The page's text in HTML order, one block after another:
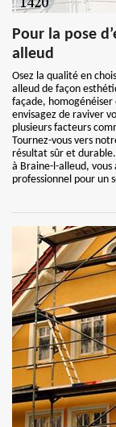
Pour la pose
alleud
Osez la qualité en
alleud de façon
façade,
envisagez de raviver
plusieurs facteurs
Tournez-vous vers
résultat sûr et
à Braine-l-alleud,
professionnel pour un